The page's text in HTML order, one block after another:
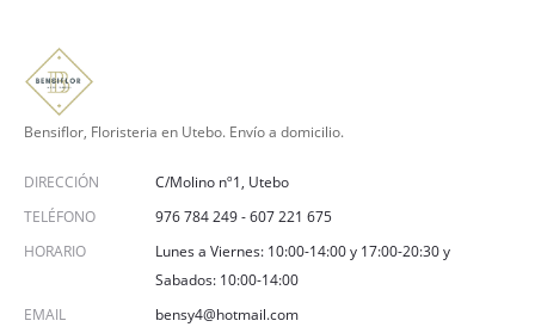
Bensiflor, Floristeria en Utebo. Envío a domicilio.
DIRECCIÓN
C/Molino nº1, Utebo
TELÉFONO
976 784 249-607 221 675
HORARIO
Lunes a Viernes: 10:00-14:00 y 17:00-20:30 y
Sabados: 10:00-14:00
EMAIL
bensy4@hotmail.com